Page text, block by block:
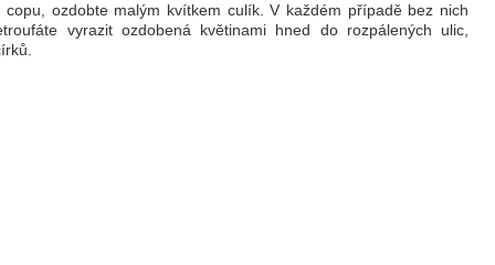
ozdobte malým kvítkem culík. V každém případě bez nich
vyrazit ozdobená květinami hned do rozpálených ulic,